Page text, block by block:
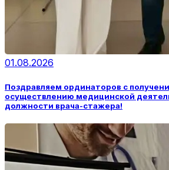
01.08.2026
Поздравляем ординаторов с
осуществлению медицинской
должности врача-стажера!